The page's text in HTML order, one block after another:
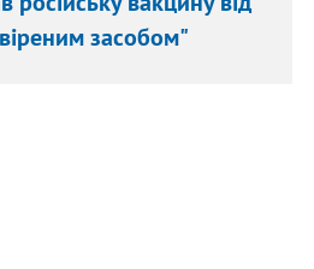
засобом"